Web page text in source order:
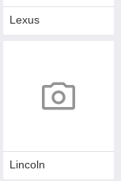
Lexus
Lincoln